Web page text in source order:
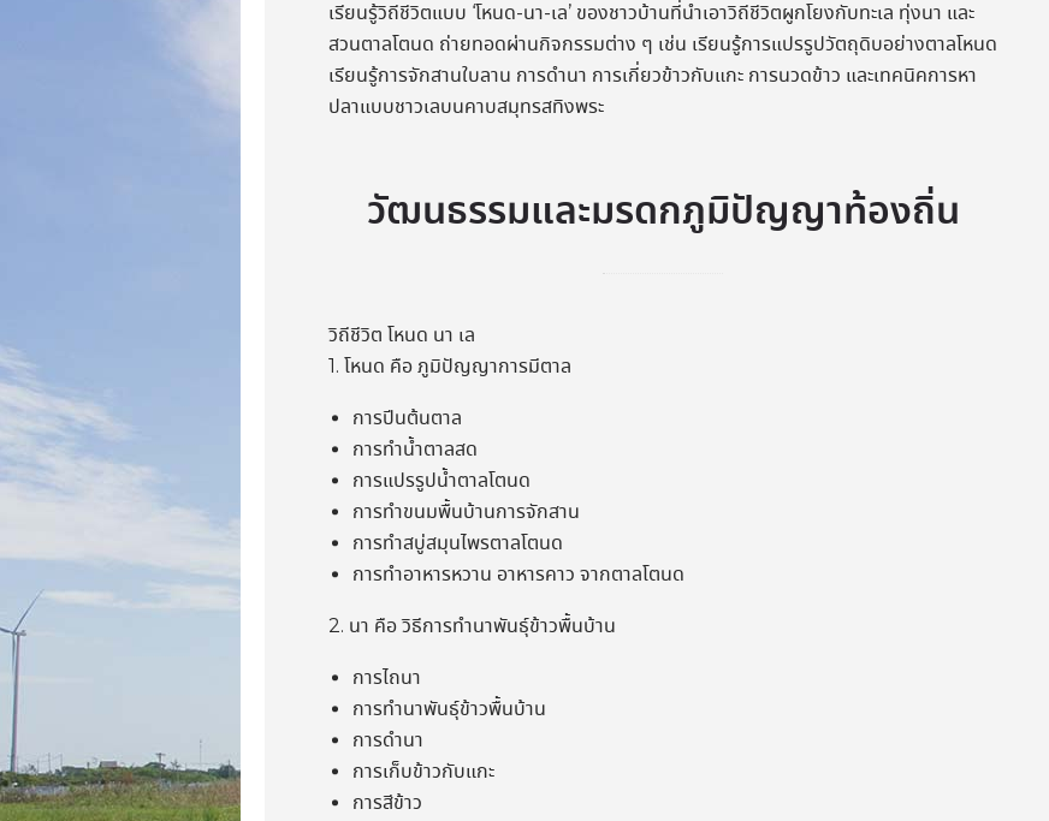
เรียนรู้วิถีชีวิตแบบ ‘โหนด-นา-เล’ ของชาวบ้านที่นำเอาวิถีชีวิตผูกโยงกับทะเล ทุ่งนา และ
สวนตาลโตนด ถ่ายทอดผ่านกิจกรรมต่าง ๆ เช่น เรียนรู้การแปรรูปวัตถุดิบอย่างตาลโหนด
เรียนรู้การจักสานใบลาน การดำนา การเกี่ยวข้าวกับแกะ การนวดข้าว และเทคนิคการหา
ปลาแบบชาวเลบนคาบสมุทรสทิงพระ
วัฒนธรรมและมรดกภูมิปัญญาท้องถิ่น
วิถีชีวิต โหนด นา เล
1. โหนด คือ ภูมิปัญญาการมีตาล
การปีนต้นตาล
การทำน้ำตาลสด
การแปรรูปน้ำตาลโตนด
การทำขนมพื้นบ้านการจักสาน
การทำสบู่สมุนไพรตาลโตนด
การทำอาหารหวาน อาหารคาว จากตาลโตนด
2. นา คือ วิธีการทำนาพันธุ์ข้าวพื้นบ้าน
การไถนา
การทำนาพันธุ์ข้าวพื้นบ้าน
การดำนา
การเก็บข้าวกับแกะ
การสีข้าว